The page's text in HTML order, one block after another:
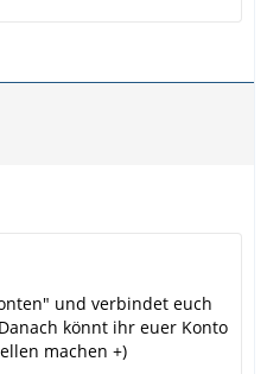
und verbindet euch
könnt ihr euer Konto
machen +)